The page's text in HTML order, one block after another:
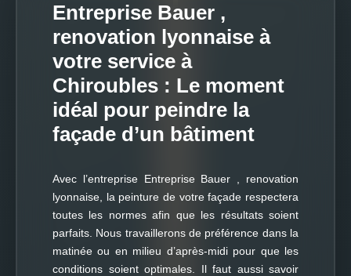
Entreprise Bauer ,
renovation lyonnaise à
votre service à
Chiroubles : Le moment
idéal pour peindre la
façade d’un bâtiment
Avec l’entreprise Entreprise Bauer , renovation
lyonnaise, la peinture de votre façade respectera
toutes les normes afin que les résultats soient
parfaits. Nous travaillerons de préférence dans la
matinée ou en milieu d’après-midi pour que les
conditions soient optimales. Il faut aussi savoir